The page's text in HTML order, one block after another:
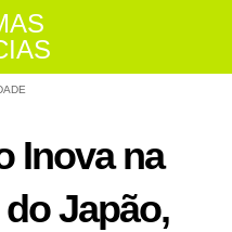
Inova na
Japão,